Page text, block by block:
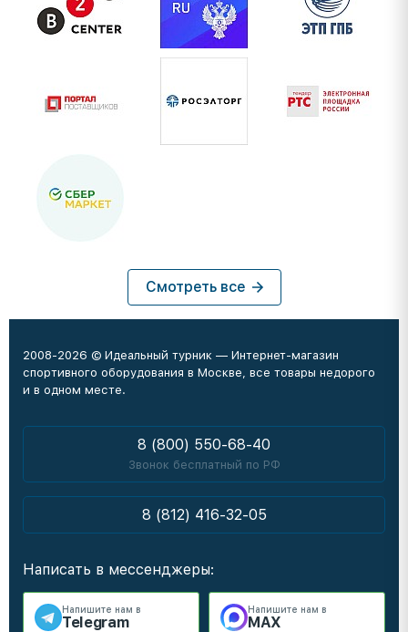
Смотреть все
2008-2026 © Идеальный турник — Интернет-магазин
спортивного оборудования в Москве, все товары недорого
и в одном месте.
8 (800) 550-68-40
Звонок бесплатный по РФ
8 (812) 416-32-05
Написать в мессенджеры:
Напишите нам в
Telegram
Напишите нам в
MAX